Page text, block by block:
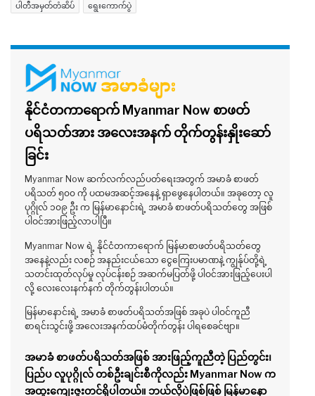
ပါတီအမှတ်တံဆိပ်
ရွေးကောက်ပွဲ
နိုင်ငံတကာရောက် Myanmar Now စာဖတ်
ပရိသတ်အား အလေးအနက် တိုက်တွန်းနှိုးဆော်
ခြင်း
Myanmar Now ဆက်လက်လည်ပတ်ရေးအတွက် အမာခံ စာဖတ်
ပရိသတ် ၅၀၀ ကို ပထမအဆင့်အနေနဲ့ ရှာဖွေနေပါတယ်။ အခုတော့ လူ
ပုဂ္ဂိုလ် ၁၀၉ ဦး က မြန်မာနောင်းရဲ့ အမာခံ စာဖတ်ပရိသတ်တွေ အဖြစ်
ပါဝင်အားဖြည့်လာပါပြီ။
Myanmar Now ရဲ့ နိုင်ငံတကာရောက် မြန်မာစာဖတ်ပရိသတ်တွေ
အနေနဲ့လည်း လစဉ် အနည်းငယ်သော ငွေကြေးပမာဏနဲ့ ကျွန်ုပ်တို့ရဲ့
သတင်းထုတ်လုပ်မှု လုပ်ငန်းစဉ် အဆက်မပြတ်ဖို့ ပါဝင်အားဖြည့်ပေးပါ
လို့ လေးလေးနက်နက် တိုက်တွန်းပါတယ်။
မြန်မာနောင်းရဲ့ အမာခံ စာဖတ်ပရိသတ်အဖြစ် အခုပဲ ပါဝင်ကူညီ
စာရင်းသွင်းဖို့ အလေးအနက်ထပ်မံတိုက်တွန်း ပါရစေခင်ဗျာ။
အမာခံ စာဖတ်ပရိသတ်အဖြစ် အားဖြည့်ကူညီတဲ့ ပြည်တွင်း၊
ပြည်ပ လူပုဂ္ဂိုလ် တစ်ဦးချင်းစီကိုလည်း Myanmar Now က
အထူးကျေးဇူးတင်ရှိပါတယ်။ ဘယ်လိုပဲဖြစ်ဖြစ် မြန်မာနော